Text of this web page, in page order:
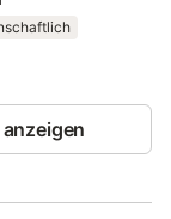
oder lassen Sie
nur 15
Cafés. Auch in